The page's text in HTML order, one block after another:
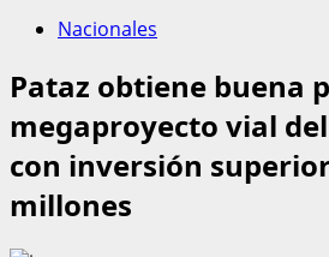
Nacionales
Pataz obtiene buena
megaproyecto vial
con inversión
millones